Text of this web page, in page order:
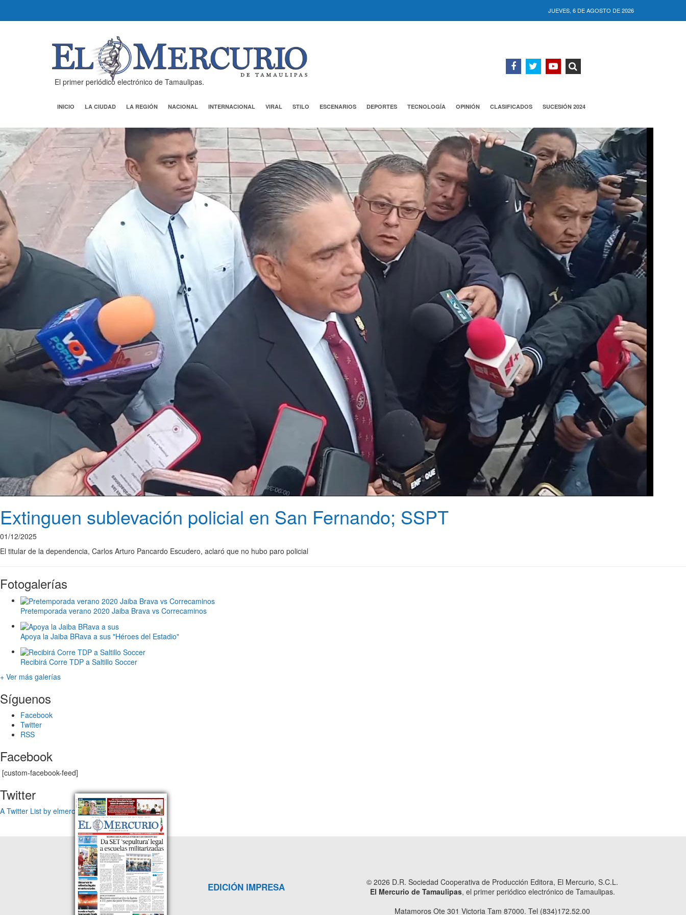
JUEVES, 6 DE AGOSTO DE 2026
El primer periódico electrónico de Tamaulipas.
INICIO LA CIUDAD LA REGIÓN NACIONAL INTERNACIONAL VIRAL STILO ESCENARIOS DEPORTES TECNOLOGÍA OPINIÓN CLASIFICADOS SUCESIÓN 2024
Extinguen sublevación policial en San Fernando; SSPT
01/12/2025
El titular de la dependencia, Carlos Arturo Pancardo Escudero, aclaró que no hubo paro policial
Fotogalerías
Pretemporada verano 2020 Jaiba Brava vs Correcaminos
Apoya la Jaiba BRava a sus "Héroes del Estadio"
Recibirá Corre TDP a Saltillo Soccer
+ Ver más galerías
Síguenos
Facebook
Twitter
RSS
Facebook
[custom-facebook-feed]
Twitter
A Twitter List by elmercuriotam
EDICIÓN IMPRESA
© 2026 D.R. Sociedad Cooperativa de Producción Editora, El Mercurio, S.C.L.
El Mercurio de Tamaulipas, el primer periódico electrónico de Tamaulipas.
Matamoros Ote 301 Victoria Tam 87000. Tel (834)172.52.00